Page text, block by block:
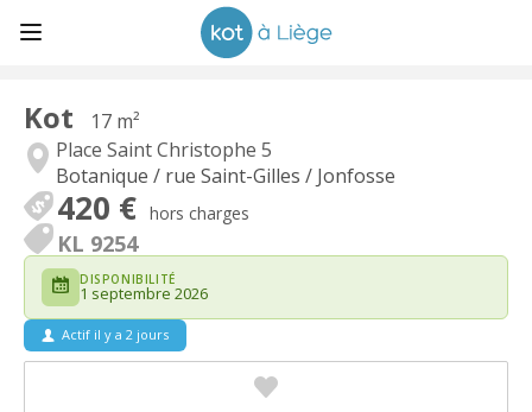
Kot
17 m²
Place Saint Christophe 5
Botanique / rue Saint-Gilles / Jonfosse
420 € hors charges
KL 9254
DISPONIBILITÉ
1 septembre 2026
Actif il y a 2 jours